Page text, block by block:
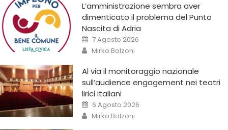
L’amministrazione sembra aver
dimenticato il problema del Punto
Nascita di Adria
7 Agosto 2026
Mirko Bolzoni
Al via il monitoraggio nazionale
sull’audience engagement nei teatri
lirici italiani
6 Agosto 2026
Mirko Bolzoni